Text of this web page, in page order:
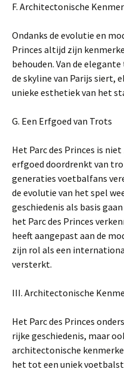
F. Architectonische
Ondanks de evolutie en
Princes altijd zijn
behouden. Van de
de skyline van Parijs siert,
unieke esthetiek van het
G. Een Erfgoed van Trots
Het Parc des Princes is
erfgoed doordrenkt van
generaties voetbalfans
de evolutie van het spel
geschiedenis als basis
het Parc des Princes
heeft aangepast aan de
zijn rol als een
versterkt.
III. Architectonische
Het Parc des Princes
rijke geschiedenis, maar
architectonische
het tot een uniek